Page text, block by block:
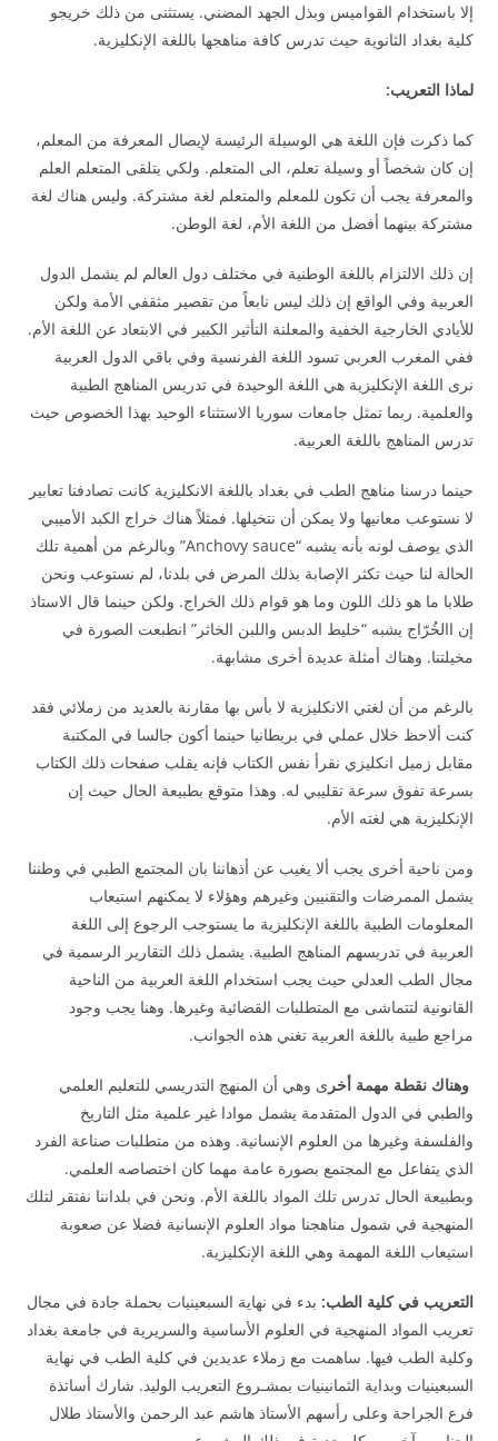
إلا باستخدام القواميس وبذل الجهد المضني. يستثنى من ذلك خريجو
كلية بغداد الثانوية حيث تدرس كافة مناهجها باللغة الإنكليزية.
لماذا التعريب:
كما ذكرت فإن اللغة هي الوسيلة الرئيسة لإيصال المعرفة من المعلم،
إن كان شخصاً أو وسيلة تعلم، الى المتعلم. ولكي يتلقى المتعلم العلم
والمعرفة يجب أن تكون للمعلم والمتعلم لغة مشتركة. وليس هناك لغة
مشتركة بينهما أفضل من اللغة الأم، لغة الوطن.
إن ذلك الالتزام باللغة الوطنية في مختلف دول العالم لم يشمل الدول
العربية وفي الواقع إن ذلك ليس نابعاً من تقصير مثقفي الأمة ولكن
للأيادي الخارجية الخفية والمعلنة التأثير الكبير في الابتعاد عن اللغة الأم.
ففي المغرب العربي تسود اللغة الفرنسية وفي باقي الدول العربية
نرى اللغة الإنكليزية هي اللغة الوحيدة في تدريس المناهج الطبية
والعلمية. ربما تمثل جامعات سوريا الاستثناء الوحيد بهذا الخصوص حيث
تدرس المناهج باللغة العربية.
حينما درسنا مناهج الطب في بغداد باللغة الانكليزية كانت تصادفنا تعابير
لا نستوعب معانيها ولا يمكن أن نتخيلها. فمثلاً هناك خراج الكبد الأميبي
الذي يوصف لونه بأنه يشبه “Anchovy sauce” وبالرغم من أهمية تلك
الحالة لنا حيث تكثر الإصابة بذلك المرض في بلدنا، لم نستوعب ونحن
طلابا ما هو ذلك اللون وما هو قوام ذلك الخراج. ولكن حينما قال الاستاذ
إن االخُرّاج يشبه “خليط الدبس واللبن الخاثر” انطبعت الصورة في
مخيلتنا. وهناك أمثلة عديدة أخرى مشابهة.
بالرغم من أن لغتي الانكليزية لا بأس بها مقارنة بالعديد من زملائي فقد
كنت ألاحظ خلال عملي في بريطانيا حينما أكون جالسا في المكتبة
مقابل زميل انكليزي نقرأ نفس الكتاب فإنه يقلب صفحات ذلك الكتاب
بسرعة تفوق سرعة تقليبي له. وهذا متوقع بطبيعة الحال حيث إن
الإنكليزية هي لغته الأم.
ومن ناحية أخرى يجب ألا يغيب عن أذهاننا بان المجتمع الطبي في وطننا
يشمل الممرضات والتقنيين وغيرهم وهؤلاء لا يمكنهم استيعاب
المعلومات الطبية باللغة الإنكليزية ما يستوجب الرجوع إلى اللغة
العربية في تدريسهم المناهج الطبية. يشمل ذلك التقارير الرسمية في
مجال الطب العدلي حيث يجب استخدام اللغة العربية من الناحية
القانونية لتتماشى مع المتطلبات القضائية وغيرها. وهنا يجب وجود
مراجع طبية باللغة العربية تغني هذه الجوانب.
وهناك نقطة مهمة أخر ى وهي أن المنهج التدريسي للتعليم العلمي
والطبي في الدول المتقدمة يشمل موادا غير علمية مثل التاريخ
والفلسفة وغيرها من العلوم الإنسانية. وهذه من متطلبات صناعة الفرد
الذي يتفاعل مع المجتمع بصورة عامة مهما كان اختصاصه العلمي.
وبطبيعة الحال تدرس تلك المواد باللغة الأم. ونحن في بلداننا نفتقر لتلك
المنهجية في شمول مناهجنا مواد العلوم الإنسانية فضلا عن صعوبة
استيعاب اللغة المهمة وهي اللغة الإنكليزية.
التعريب في كلية الطب: بدء في نهاية السبعينيات بحملة جادة في مجال
تعريب المواد المنهجية في العلوم الأساسية والسريرية في جامعة بغداد
وكلية الطب فيها. ساهمت مع زملاء عديدين في كلية الطب في نهاية
السبعينيات وبداية الثمانينيات بمشـروع التعريب الوليد. شارك أساتذة
فرع الجراحة وعلى رأسهم الأستاذ هاشم عبد الرحمن والأستاذ طلال